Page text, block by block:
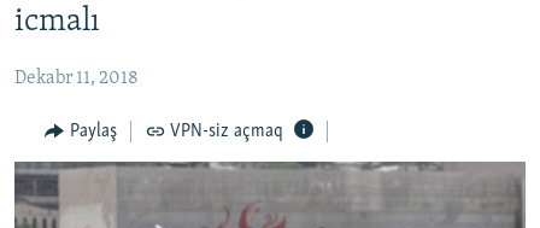
Əsas
qayıt
#ƏSLINDƏ
FƏRQƏ BAX
QANUNI DOĞRU
ARAŞDIRMA
icmalı
Dekabr 11, 2018
Paylaş VPN-siz açmaq